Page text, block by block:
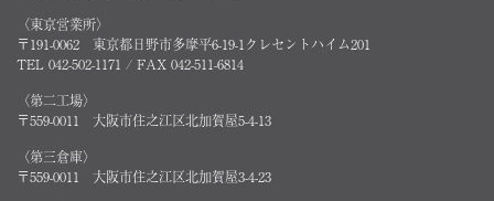
〈東京営業所〉
〒191-0062 東京都日野市多摩平6-19-1クレセントハイム201
TEL 042-502-1171 / FAX 042-511-6814
〈第二工場〉
〒559-0011 大阪市住之江区北加賀屋5-4-13
〈第三倉庫〉
〒559-0011 大阪市住之江区北加賀屋3-4-23